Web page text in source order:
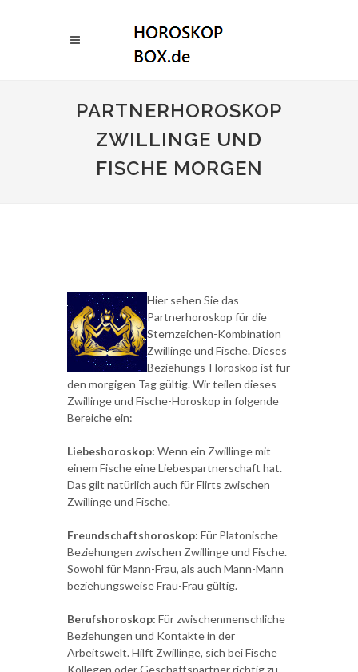
PARTNERHOROSKOP
ZWILLINGE UND
FISCHE MORGEN
Hier sehen Sie das
Partnerhoroskop für die
Sternzeichen-Kombination
Zwillinge und Fische. Dieses
Beziehungs-Horoskop ist für
den morgigen Tag gültig. Wir teilen dieses
Zwillinge und Fische-Horoskop in folgende
Bereiche ein:
Liebeshoroskop: Wenn ein Zwillinge mit
einem Fische eine Liebespartnerschaft hat.
Das gilt natürlich auch für Flirts zwischen
Zwillinge und Fische.
Freundschaftshoroskop: Für Platonische
Beziehungen zwischen Zwillinge und Fische.
Sowohl für Mann-Frau, als auch Mann-Mann
beziehungsweise Frau-Frau gültig.
Berufshoroskop: Für zwischenmenschliche
Beziehungen und Kontakte in der
Arbeitswelt. Hilft Zwillinge, sich bei Fische
Kollegen oder Geschäftspartner richtig zu